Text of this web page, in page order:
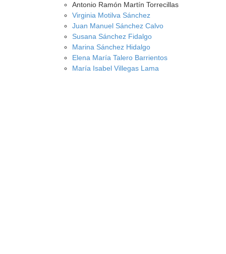
Antonio Ramón Martín Torrecillas
Virginia Motilva Sánchez
Juan Manuel Sánchez Calvo
Susana Sánchez Fidalgo
Marina Sánchez Hidalgo
Elena María Talero Barrientos
María Isabel Villegas Lama